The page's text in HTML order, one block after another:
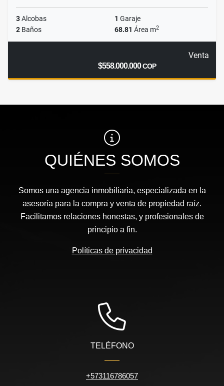
3Alcobas 1 Garaje
2 Baños 68.81 Área m2
Venta
$558.000.000COP
QUIÉNES SOMOS
Somos una agencia inmobiliaria, especializada en la
asesoría para la compra y venta de propiedad raíz.
Facilitamos relaciones honestas, y profesionales de
principio a fin.
Políticas de privacidad
TELÉFONO
+573116786057